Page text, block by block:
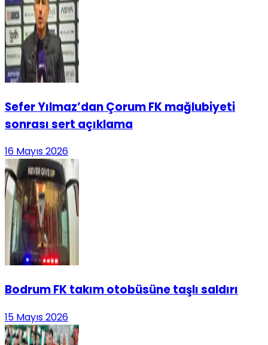
Sefer Yılmaz’dan Çorum FK mağlubiyeti
sonrası sert açıklama
16 Mayıs 2026
Bodrum FK takım otobüsüne taşlı saldırı
15 Mayıs 2026